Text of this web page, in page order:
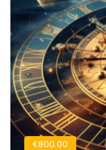
€800.00